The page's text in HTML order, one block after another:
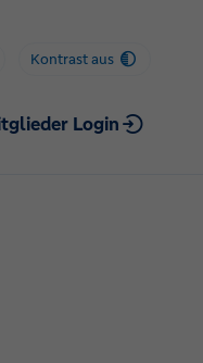
Kontrast aus
Login